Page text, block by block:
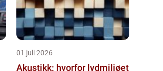
01 juli 2026
Akustikk: hvorfor lydmiljøet